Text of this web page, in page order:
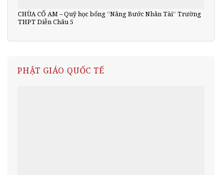
CHÙA CỔ AM – Quỹ học bổng “Nâng Bước Nhân Tài” Trường
THPT Diễn Châu 5
PHẬT GIÁO QUỐC TẾ